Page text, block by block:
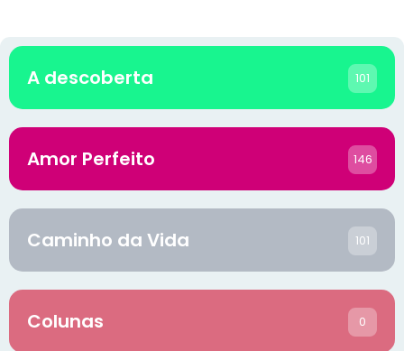
A descoberta 101
Amor Perfeito 146
Caminho da Vida 101
Colunas 0